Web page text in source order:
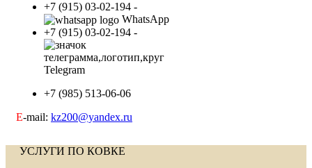
+7 (915) 03-02-194 -
WhatsApp
+7 (915) 03-02-194 -
Telegram
+7 (985) 513-06-06
E-mail: kz200@yandex.ru
УСЛУГИ ПО КОВКЕ